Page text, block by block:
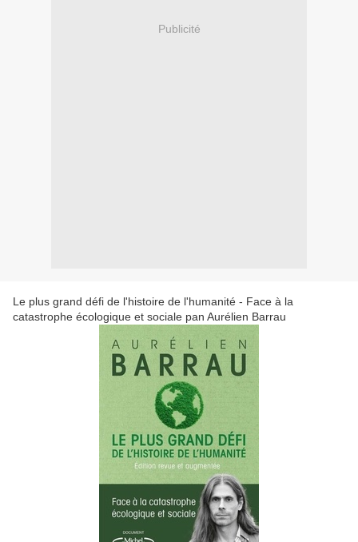
Publicité
Le plus grand défi de l'histoire de l'humanité - Face à la
catastrophe écologique et sociale pan Aurélien Barrau